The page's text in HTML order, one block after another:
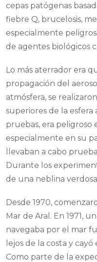
cepas patógenas
fiebre Q, brucelosis,
especialmente
de agentes biológicos
Lo más aterrador era
propagación del
atmósfera, se
superiores de la esfera
pruebas, era peligroso
especialmente en su
llevaban a cabo
Durante los
de una neblina
Desde 1970,
Mar de Aral. En 1971,
navegaba por el mar
lejos de la costa y
Como parte de la